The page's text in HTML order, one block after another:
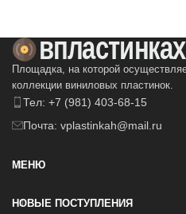
Площадка, на которой
коллекции виниловых пластинок.
Тел: +7 (981) 403-68-15
Почта: vplastinkah@mail.ru
МЕНЮ
НОВЫЕ ПОСТУПЛЕНИЯ